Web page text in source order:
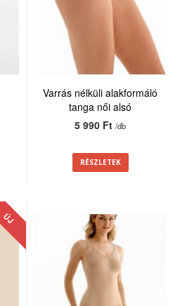
Varrás nélküli alakformáló
tanga női alsó
5 990 Ft/db
RÉSZLETEK
ÚJ